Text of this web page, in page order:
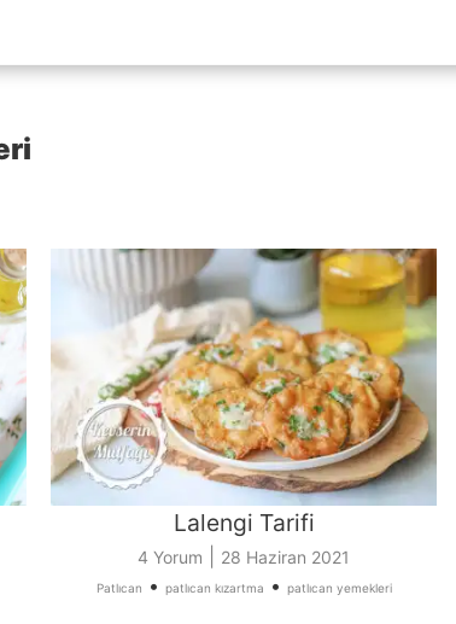
Lalengi Tarifi
4 Yorum 28 Haziran 2021
Patlıcan • patlıcan kızartma • patlıcan yemekleri